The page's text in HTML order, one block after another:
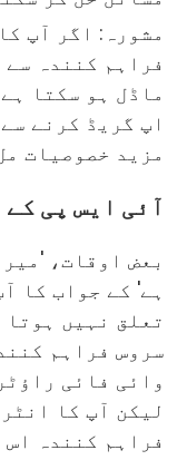
مشورہ: اگر آپ
فراہم کنندہ
اپ گریڈ کرنے
مزید خصوصیات
آئی ایس پی
بعض اوقات،
ہے' کے جواب کا
تعلق نہیں
سروس فراہم
وائی فائی
لیکن آپ کا
فراہم کنندہ